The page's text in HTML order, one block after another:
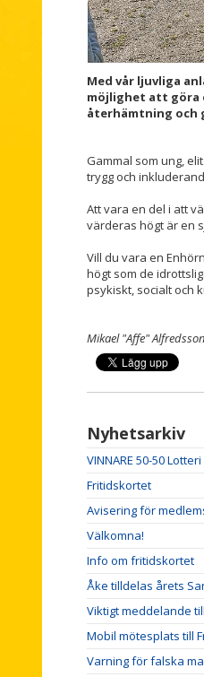
Med vår ljuvliga
möjlighet att göra
återhämtning och
Gammal som ung,
trygg och
Att vara en del i att
värderas högt är en
Vill du vara en
högt som de
psykiskt, socialt och
Mikael "Affe"
Nyhetsarkiv
VINNARE 50-50
Fritidskortet
Avisering för
Välkomna!
Info om fritidskortet
Åke tilldelas årets
Viktigt meddelande
Mobil mötesplats till
Varning för falska